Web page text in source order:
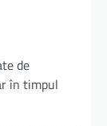
de
în timpul